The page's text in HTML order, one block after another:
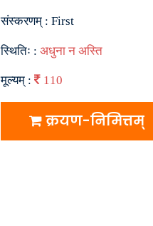
संस्करणम् : First
स्थितिः : अधुना न अस्ति
मूल्यम् : 110
क्रयण-निमित्तम्